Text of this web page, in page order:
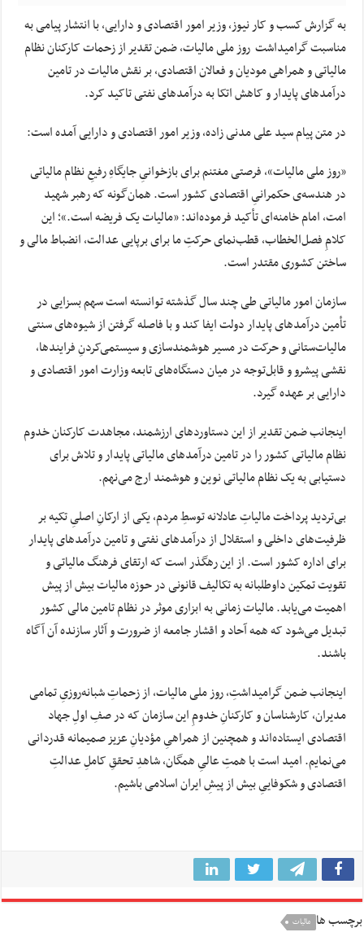
به گزارش کسب و کار نیوز، وزیر امور اقتصادی و دارایی، با انتشار پیامی به
مناسبت گرامیداشت روز ملی مالیات، ضمن تقدیر از زحمات کارکنان نظام
مالیاتی و همراهی مودیان و فعالان اقتصادی، بر نقش مالیات در تامین
درآمدهای پایدار و کاهش اتکا به درآمدهای نفتی تاکید کرد.
در متن پیام سید علی مدنی زاده، وزیر امور اقتصادی و دارایی آمده است:
«روز ملی مالیات»، فرصتی مغتنم برای بازخوانیِ جایگاهِ رفیعِ نظام مالیاتی
در هندسه‌ی حکمرانیِ اقتصادی کشور است. همان‌گونه که رهبر شهید
امت، امام خامنه‌ای تأکید فرموده‌اند: «مالیات یک فریضه است.»؛ این
کلامِ فصل‌الخطاب، قطب‌نمای حرکتِ ما برای برپایی عدالت، انضباط مالی و
ساختن کشوری مقتدر است.
سازمان امور مالیاتی طی چند سال گذشته توانسته است سهم بسزایی در
تأمین درآمدهای پایدار دولت ایفا کند و با فاصله گرفتن از شیوه‌های سنتی
مالیات‌ستانی و حرکت در مسیر هوشمندسازی و سیستمی‌کردنِ فرایندها،
نقشی پیشرو و قابل‌توجه در میان دستگاه‌های تابعه وزارت امور اقتصادی و
دارایی بر عهده گیرد.
اینجانب ضمن تقدیر از این دستاوردهای ارزشمند، مجاهدت‌ کارکنان خدوم
نظام مالیاتی کشور را در تامین درآمدهای مالیاتی پایدار و تلاش برای
دستیابی به یک نظام مالیاتی نوین و هوشمند ارج می‌نهم.
بی‌تردید پرداخت مالیاتِ عادلانه توسطِ مردم، یکی از ارکانِ اصلیِ تکیه بر
ظرفیت‌های داخلی و استقلال از درآمدهای نفتی و تامین درآمدهای پایدار
برای اداره کشور است. از این رهگذر است که ارتقای فرهنگ مالیاتی و
تقویت تمکین داوطلبانه به تکالیف قانونی در حوزه مالیات بیش از پیش
اهمیت می‌یابد. مالیات زمانی به ابزاری موثر در نظام تامین مالی کشور
تبدیل می‌شود که همه آحاد و اقشار جامعه از ضرورت و آثار سازنده آن آگاه
باشند.
اینجانب ضمن گرامیداشتِ، روز ملی مالیات، از زحماتِ شبانه‌روزیِ تمامی
مدیران، کارشناسان و کارکنانِ خدومِ این سازمان که در صفِ اولِ جهاد
اقتصادی ایستاده‌اند و همچنین از همراهیِ مؤدیانِ عزیز صمیمانه قدردانی
می‌نمایم. امید است با همتِ عالیِ همگان، شاهدِ تحققِ کاملِ عدالتِ
اقتصادی و شکوفاییِ بیش از پیشِ ایران اسلامی باشیم.
برچسب ها مالیات